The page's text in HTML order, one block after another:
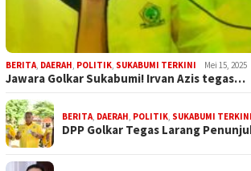
BERITA DAERAH POLITIK SUKABUMI TERKINI Mei 15, 2025
Jawara Golkar Sukabumi! Irvan Azis tegas…
BERITA DAERAH POLITIK SUKABUMI TERKINI
DPP Golkar Tegas Larang